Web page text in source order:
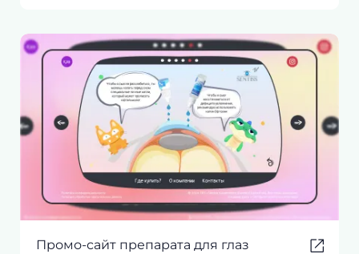
Промо-сайт препарата для глаз